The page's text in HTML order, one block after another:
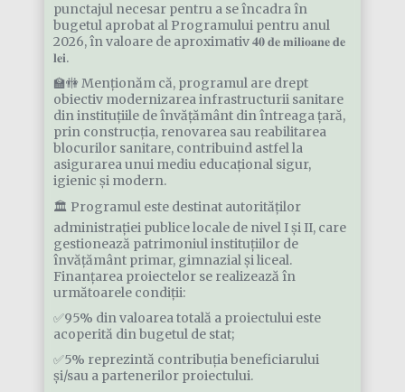
punctajul necesar pentru a se încadra în
bugetul aprobat al Programului pentru anul
2026, în valoare de aproximativ 𝟒𝟎 𝐝𝐞 𝐦𝐢𝐥𝐢𝐨𝐚𝐧𝐞 𝐝𝐞
𝐥𝐞𝐢.
🏫🚻 Menționăm că, programul are drept
obiectiv modernizarea infrastructurii sanitare
din instituțiile de învățământ din întreaga țară,
prin construcția, renovarea sau reabilitarea
blocurilor sanitare, contribuind astfel la
asigurarea unui mediu educațional sigur,
igienic și modern.
🏛️ Programul este destinat autorităților
administrației publice locale de nivel I și II, care
gestionează patrimoniul instituțiilor de
învățământ primar, gimnazial și liceal.
Finanțarea proiectelor se realizează în
următoarele condiții:
✅95% din valoarea totală a proiectului este
acoperită din bugetul de stat;
✅5% reprezintă contribuția beneficiarului
și/sau a partenerilor proiectului.